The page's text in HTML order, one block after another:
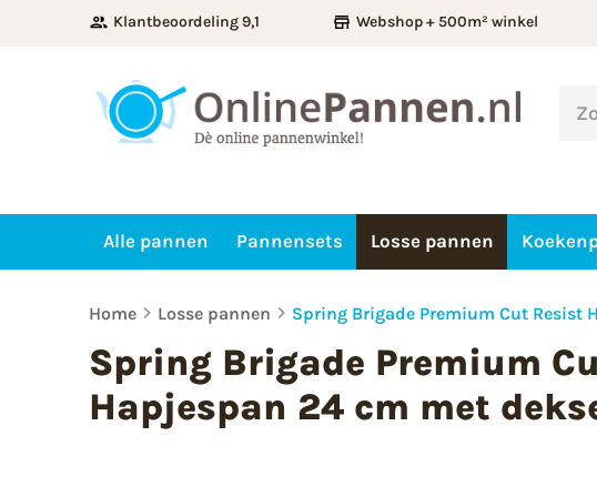
Klantbeoordeling 9,1 Webshop + 500m² winkel
Alle pannen Pannensets Losse pannen
Home Losse pannen Spring Brigade Premium Cut Resist
Spring Brigade Premium
Hapjespan 24 cm met